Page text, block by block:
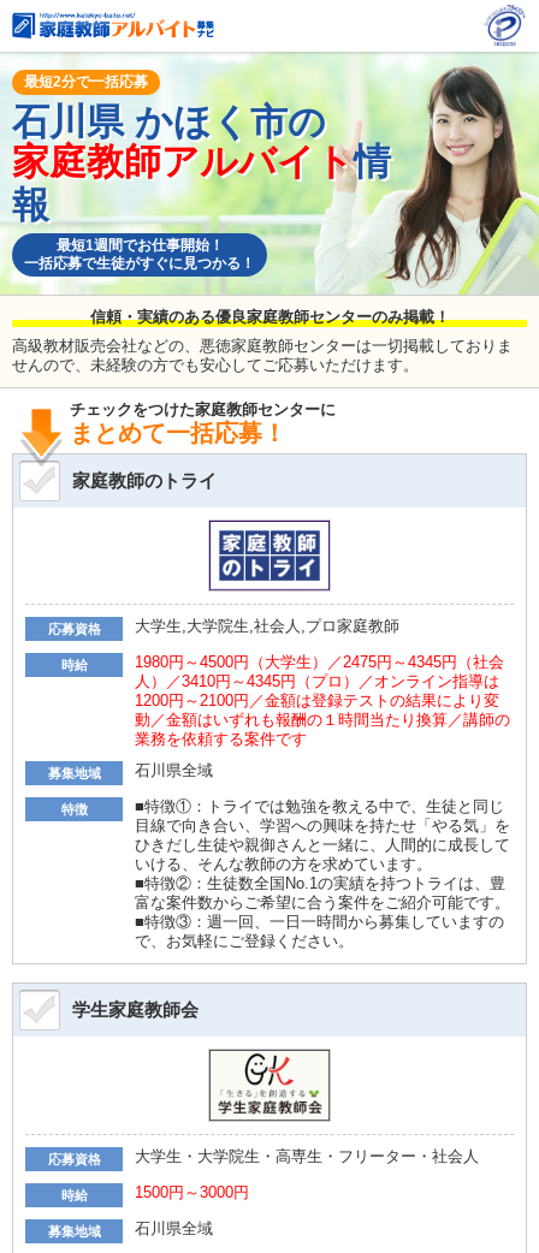
最短2分で一括応募
石川県 かほく市の
家庭教師アルバイト情
報
最短1週間でお仕事開始！
一括応募で生徒がすぐに見つかる！
信頼・実績のある優良家庭教師センターのみ掲載！
高級教材販売会社などの、悪徳家庭教師センターは一切掲載しておりま
せんので、未経験の方でも安心してご応募いただけます。
チェックをつけた家庭教師センターに
まとめて一括応募！
家庭教師のトライ
応募資格 大学生,大学院生,社会人,プロ家庭教師
時給
1980円～4500円（大学生）／2475円～4345円（社会
人）／3410円～4345円（プロ）／オンライン指導は
1200円～2100円／金額は登録テストの結果により変
動／金額はいずれも報酬の１時間当たり換算／講師の
業務を依頼する案件です
募集地域 石川県全域
特徴
■特徴①：トライでは勉強を教える中で、生徒と同じ
目線で向き合い、学習への興味を持たせ「やる気」を
ひきだし生徒や親御さんと一緒に、人間的に成長して
いける、そんな教師の方を求めています。
■特徴②：生徒数全国No.1の実績を持つトライは、豊
富な案件数からご希望に合う案件をご紹介可能です。
■特徴③：週一回、一日一時間から募集していますの
で、お気軽にご登録ください。
学生家庭教師会
応募資格 大学生・大学院生・高専生・フリーター・社会人
時給 1500円～3000円
募集地域 石川県全域